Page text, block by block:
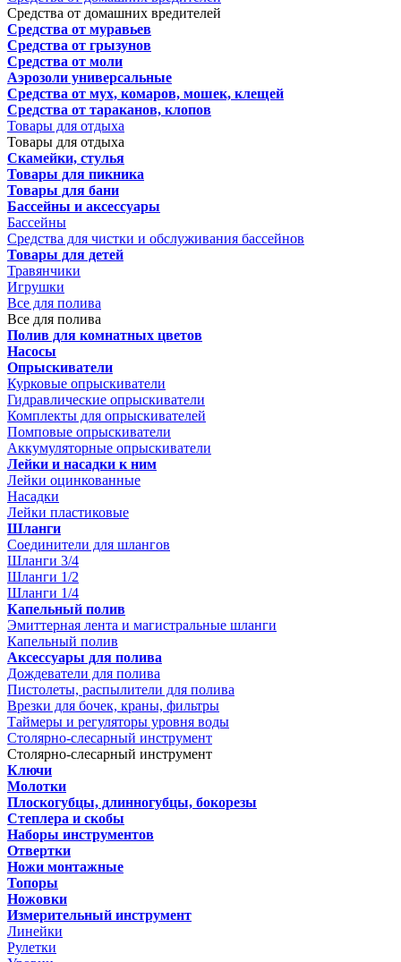
Средства от домашних вредителей
Средства от муравьев
Средства от грызунов
Средства от моли
Аэрозоли универсальные
Средства от мух, комаров, мошек, клещей
Средства от тараканов, клопов
Товары для отдыха
Товары для отдыха
Скамейки, стулья
Товары для пикника
Товары для бани
Бассейны и аксессуары
Бассейны
Средства для чистки и обслуживания бассейнов
Товары для детей
Травянчики
Игрушки
Все для полива
Все для полива
Полив для комнатных цветов
Насосы
Опрыскиватели
Курковые опрыскиватели
Гидравлические опрыскиватели
Комплекты для опрыскивателей
Помповые опрыскиватели
Аккумуляторные опрыскиватели
Лейки и насадки к ним
Лейки оцинкованные
Насадки
Лейки пластиковые
Шланги
Соединители для шлангов
Шланги 3/4
Шланги 1/2
Шланги 1/4
Капельный полив
Эмиттерная лента и магистральные шланги
Капельный полив
Аксессуары для полива
Дождеватели для полива
Пистолеты, распылители для полива
Врезки для бочек, краны, фильтры
Таймеры и регуляторы уровня воды
Столярно-слесарный инструмент
Столярно-слесарный инструмент
Ключи
Молотки
Плоскогубцы, длинногубцы, бокорезы
Степлера и скобы
Наборы инструментов
Отвертки
Ножи монтажные
Топоры
Ножовки
Измерительный инструмент
Линейки
Рулетки